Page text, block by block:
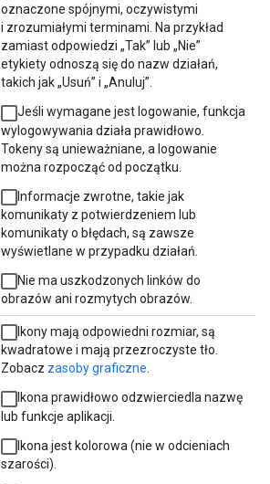
oznaczone spójnymi, oczywistymi
i zrozumiałymi terminami. Na przykład
zamiast odpowiedzi „Tak” lub „Nie”
etykiety odnoszą się do nazw działań,
takich jak „Usuń” i „Anuluj”.
Jeśli wymagane jest logowanie, funkcja
wylogowywania działa prawidłowo.
Tokeny są unieważniane, a logowanie
można rozpocząć od początku.
Informacje zwrotne, takie jak
komunikaty z potwierdzeniem lub
komunikaty o błędach, są zawsze
wyświetlane w przypadku działań.
Nie ma uszkodzonych linków do
obrazów ani rozmytych obrazów.
Ikony mają odpowiedni rozmiar, są
kwadratowe i mają przezroczyste tło.
Zobacz zasoby graficzne.
Ikona prawidłowo odzwierciedla nazwę
lub funkcje aplikacji.
Ikona jest kolorowa (nie w odcieniach
szarości).